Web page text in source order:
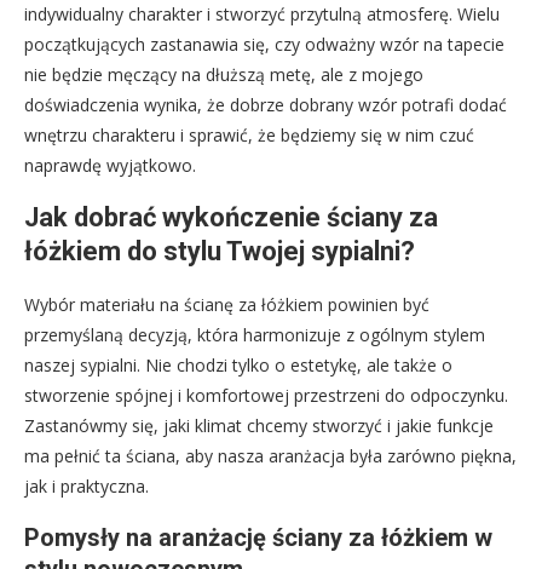
indywidualny charakter i stworzyć przytulną atmosferę. Wielu
początkujących zastanawia się, czy odważny wzór na tapecie
nie będzie męczący na dłuższą metę, ale z mojego
doświadczenia wynika, że dobrze dobrany wzór potrafi dodać
wnętrzu charakteru i sprawić, że będziemy się w nim czuć
naprawdę wyjątkowo.
Jak dobrać wykończenie ściany za
łóżkiem do stylu Twojej sypialni?
Wybór materiału na ścianę za łóżkiem powinien być
przemyślaną decyzją, która harmonizuje z ogólnym stylem
naszej sypialni. Nie chodzi tylko o estetykę, ale także o
stworzenie spójnej i komfortowej przestrzeni do odpoczynku.
Zastanówmy się, jaki klimat chcemy stworzyć i jakie funkcje
ma pełnić ta ściana, aby nasza aranżacja była zarówno piękna,
jak i praktyczna.
Pomysły na aranżację ściany za łóżkiem w